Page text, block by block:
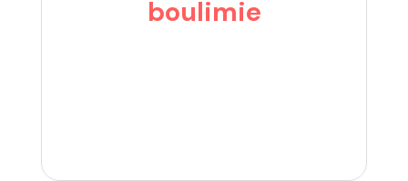
boulimie